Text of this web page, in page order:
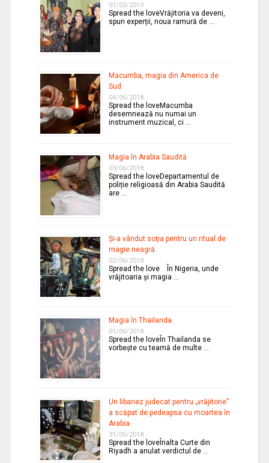
01/02/2019
Spread the loveVrăjitoria va deveni,
spun experții, noua ramură de …
Macumba, magia din America de
Sud
04/06/2018
Spread the loveMacumba
desemnează nu numai un
instrument muzical, ci …
Magia în Arabia Saudită
03/06/2018
Spread the loveDepartamentul de
poliție religioasă din Arabia Saudită
are …
Şi-a vândut soţia pentru un ritual de
magie neagră
02/06/2018
Spread the love În Nigeria, unde
vrăjitoaria şi magia …
Magia în Thailanda
01/06/2018
Spread the loveÎn Thailanda se
vorbeşte cu teamă de multe …
Un libanez judecat pentru „vrăjitorie”
a scăpat de pedeapsa cu moartea în
Arabia
31/05/2018
Spread the loveÎnalta Curte din
Riyadh a anulat verdictul de …